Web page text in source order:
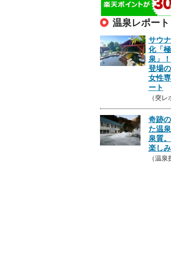
温泉レポート
サウ
化「
泉」
登場
女性
ート
（突レ
奇跡
た温
泉質
楽しみ
（温泉